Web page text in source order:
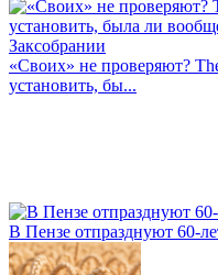
«Своих» не проверяют?
установить, бы...
В Пензе отпразднуют 60-